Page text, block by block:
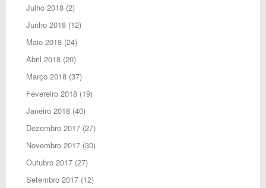
Julho 2018(2)
Junho 2018(12)
Maio 2018(24)
Abril 2018(20)
Março 2018(37)
Fevereiro 2018(19)
Janeiro 2018(40)
Dezembro 2017(27)
Novembro 2017(30)
Outubro 2017(27)
Setembro 2017(12)